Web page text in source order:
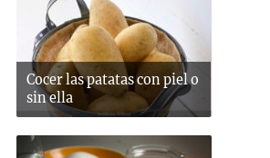
Cocer las patatas con piel o
sin ella